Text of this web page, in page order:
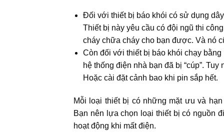
Đối với thiết bị báo khói có sử dụng
Thiết bị này yêu cầu có đội ngũ thi
cháy chữa cháy cho bạn được. Và nó
Còn đối với thiết bị báo khói chạy
hệ thống điện nhà bạn đã bị “cúp”.
Hoặc cài đặt cảnh bao khi pin sắp hết.
Mỗi loại thiết bị có những mặt ưu và
Bạn nên lựa chọn loại thiết bị có nguồn
hoạt động khi mất điện.